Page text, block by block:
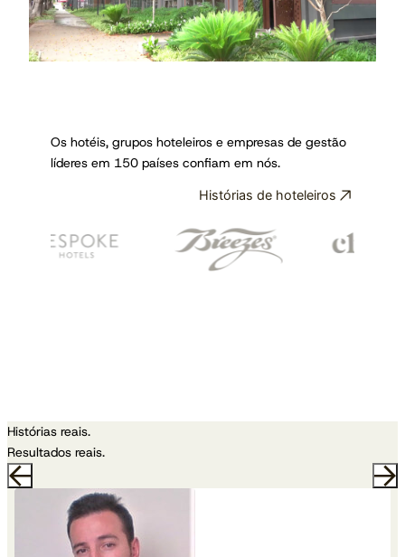
Os hotéis, grupos hoteleiros e empresas de gestão
líderes em 150 países confiam em nós.
Histórias de hoteleiros
Histórias reais.
Resultados reais.